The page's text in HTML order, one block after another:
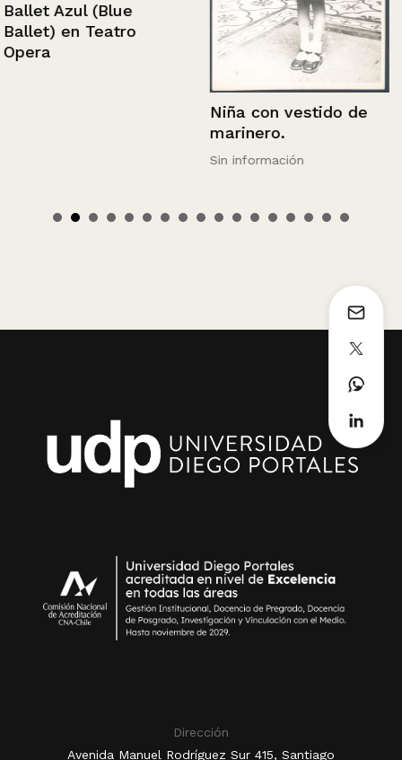
Ballet Azul (Blue
Ballet) en Teatro
Opera
Niña con vestido de
marinero.
Sin información
Dirección
Avenida Manuel Rodríguez Sur 415, Santiago